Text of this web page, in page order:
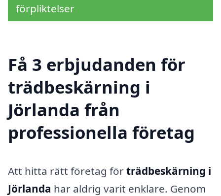
förpliktelser
Få 3 erbjudanden för
trädbeskärning i
Jörlanda från
professionella företag
Att hitta rätt företag förträdbeskärning i
Jörlanda har aldrig varit enklare. Genom